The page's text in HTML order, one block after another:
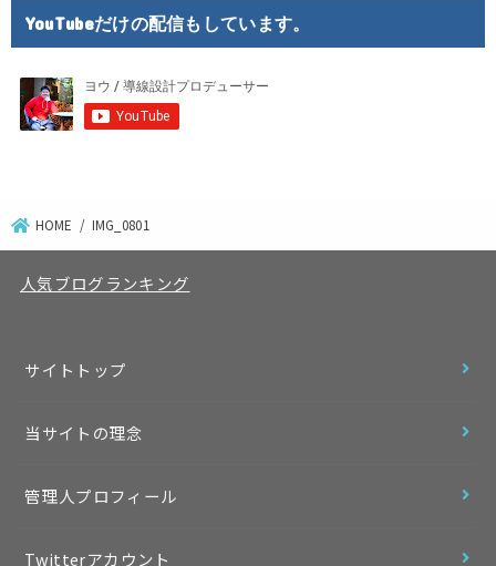
YouTubeだけの配信もしています。
HOME IMG_0801
人気ブログランキング
サイトトップ
当サイトの理念
管理人プロフィール
Twitterアカウント